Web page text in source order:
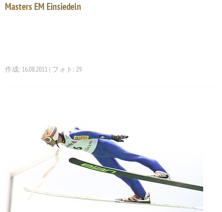
Masters EM Einsiedeln
作成: 16.08.2011 | フォト: 29